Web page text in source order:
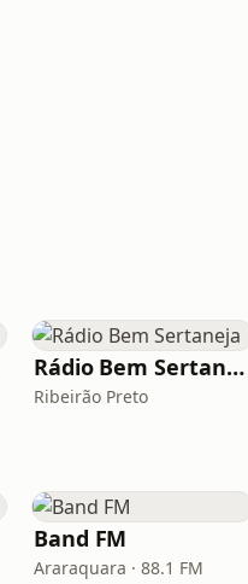
Rádio Bem Sertaneja
Ribeirão Preto
Band FM
Araraquara · 88.1 FM